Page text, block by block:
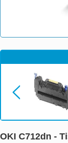
OKI C712dn -